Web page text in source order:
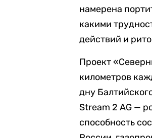
намерена
какими
действий и
Проект
километров
дну
Stream 2 AG —
способность